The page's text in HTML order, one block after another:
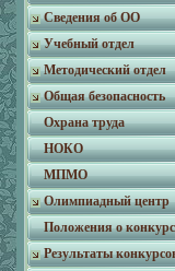
Сведения об ОО
Учебный отдел
Методический отдел
Общая безопасность
Охрана труда
НОКО
МПМО
Олимпиадный центр
Положения о
Результаты